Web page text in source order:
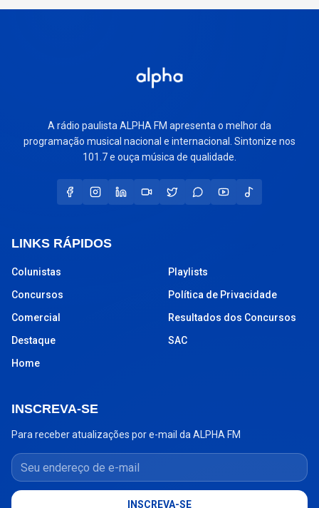
A rádio paulista ALPHA FM apresenta o melhor da
programação musical nacional e internacional. Sintonize nos
101.7 e ouça música de qualidade.
LINKS RÁPIDOS
Colunistas
Concursos
Comercial
Destaque
Home
Playlists
Política de Privacidade
Resultados dos Concursos
SAC
INSCREVA-SE
Para receber atualizações por e-mail da ALPHA FM
Seu endereço de e-mail
INSCREVA-SE